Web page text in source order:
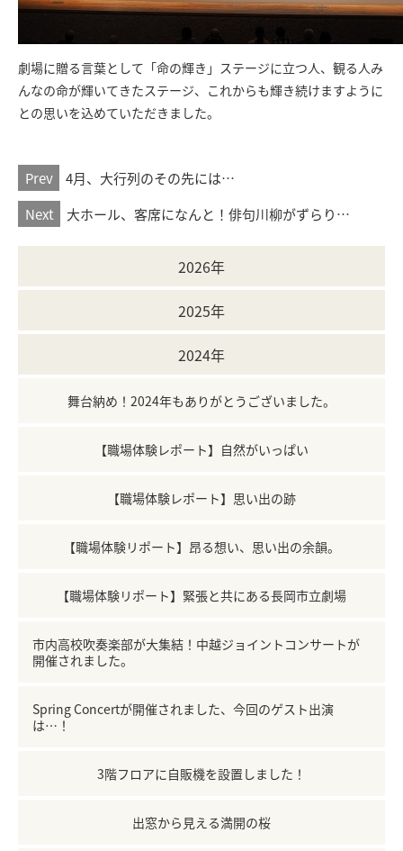
劇場に贈る言葉として「命の輝き」ステージに立つ人、観る人み
んなの命が輝いてきたステージ、これからも輝き続けますように
との思いを込めていただきました。
Prev
4月、大行列のその先には…
Next
大ホール、客席になんと！俳句川柳がずらり…
2026年
2025年
2024年
舞台納め！2024年もありがとうございました。
【職場体験レポート】自然がいっぱい
【職場体験レポート】思い出の跡
【職場体験リポート】昂る想い、思い出の余韻。
【職場体験リポート】緊張と共にある長岡市立劇場
市内高校吹奏楽部が大集結！中越ジョイントコンサートが
開催されました。
Spring Concertが開催されました、今回のゲスト出演
は…！
3階フロアに自販機を設置しました！
出窓から見える満開の桜